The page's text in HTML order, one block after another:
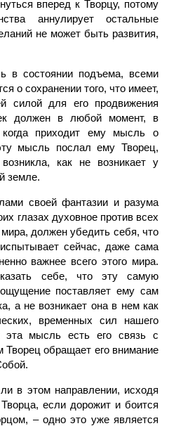
вперед к Творцу, потому
аннулирует остальные
не может быть развития,
в состоянии подъема, всеми
о сохранении того, что имеет,
силой для его продвижения
должен в любой момент, в
приходит ему мысль о
мысль послал ему Творец,
как не возникает у
земле.
своей фантазии и разума
глазах духовное против всех
должен убедить себя, что
сейчас, даже сама
важнее всего этого мира.
себе, что эту самую
поставляет ему сам
а не возникает она в нем как
временных сил нашего
эта мысль есть его связь с
Творец обращает его внимание
в этом направлении, исходя
если дорожит и боится
– одно это уже является